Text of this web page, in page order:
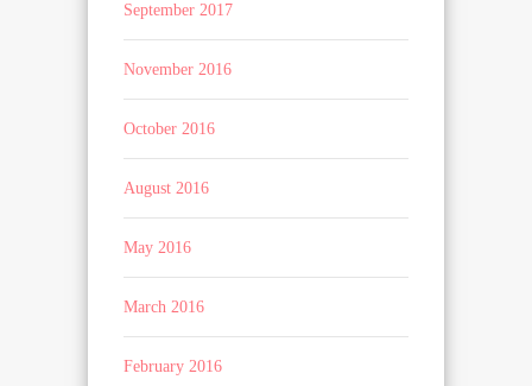
September 2017
November 2016
October 2016
August 2016
May 2016
March 2016
February 2016